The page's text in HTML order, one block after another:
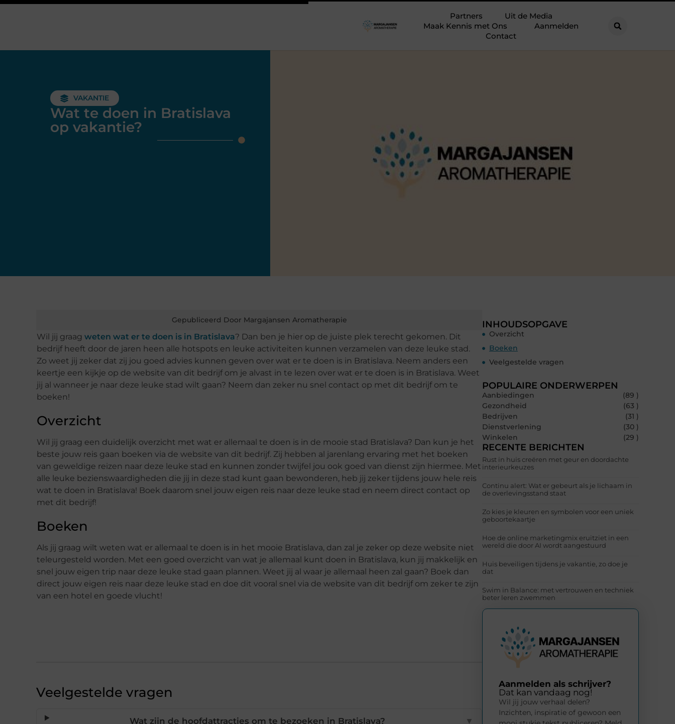
Partners
Uit de Media
Maak Kennis met Ons
Aanmelden
Contact
VAKANTIE
Wat te doen in Bratislava
op vakantie?
Gepubliceerd Door Margajansen Aromatherapie
Wil jij graag weten wat er te doen is in Bratislava? Dan ben je hier op de juiste plek terecht gekomen. Dit
bedrijf heeft door de jaren heen alle hotspots en leuke activiteiten kunnen verzamelen van deze leuke stad.
Zo weet jij zeker dat zij jou goed advies kunnen geven over wat er te doen is in Bratislava. Neem anders een
keertje een kijkje op de website van dit bedrijf om je alvast in te lezen over wat er te doen is in Bratislava. Weet
jij al wanneer je naar deze leuke stad wilt gaan? Neem dan zeker nu snel contact op met dit bedrijf om te
boeken!
Overzicht
Wil jij graag een duidelijk overzicht met wat er allemaal te doen is in de mooie stad Bratislava? Dan kun je het
beste jouw reis gaan boeken via de website van dit bedrijf. Zij hebben al jarenlang ervaring met het boeken
van geweldige reizen naar deze leuke stad en kunnen zonder twijfel jou ook goed van dienst zijn hiermee. Met
alle leuke bezienswaardigheden die jij in deze stad kunt gaan bewonderen, heb jij zeker tijdens jouw hele reis
wat te doen in Bratislava! Boek daarom snel jouw eigen reis naar deze leuke stad en neem direct contact op
met dit bedrijf!
Boeken
Als jij graag wilt weten wat er allemaal te doen is in het mooie Bratislava, dan zal je zeker op deze website niet
teleurgesteld worden. Met een goed overzicht van wat je allemaal kunt doen in Bratislava, kun jij makkelijk en
snel jouw eigen trip naar deze leuke stad gaan plannen. Weet jij al waar je allemaal heen zal gaan? Boek dan
direct jouw eigen reis naar deze leuke stad en doe dit vooral snel via de website van dit bedrijf om zeker te zijn
van een hotel en goede vlucht!
Veelgestelde vragen
Wat zijn de hoofdattracties om te bezoeken in Bratislava? ▼
INHOUDSOPGAVE
Overzicht
Boeken
Veelgestelde vragen
POPULAIRE ONDERWERPEN
Aanbiedingen
(89 )
Gezondheid
(63 )
Bedrijven
(31 )
Dienstverlening
(30 )
Winkelen
(29 )
RECENTE BERICHTEN
Rust in huis creëren met geur en doordachte
interieurkeuzes
Continu alert: Wat er gebeurt als je lichaam in
de overlevingsstand staat
Zo kies je kleuren en symbolen voor een uniek
geboortekaartje
Hoe de online marketingmix eruitziet in een
wereld die door AI wordt aangestuurd
Huis beveiligen tijdens je vakantie, zo doe je
dat
Swim in Balance: met vertrouwen en techniek
beter leren zwemmen
Aanmelden als schrijver?
Dat kan vandaag nog!
Wil jij jouw verhaal delen?
Inzichten, inspiratie of gewoon een